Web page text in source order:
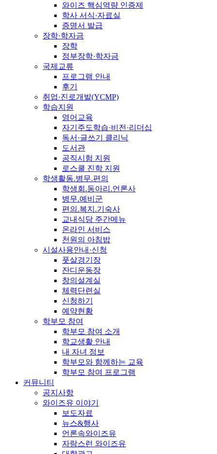
와이즈 핵심역량 인증제
학사 서식·자료실
증명서 발급
장학·학자금
장학
정부장학·학자금
국제교류
프로그램 안내
후기
취업·진로개발(YCMP)
학습지원
영어교육
자기주도학습·비전·리더십
독서·글쓰기 클리닉
도서관
공직시험 지원
로스쿨 진학 지원
학생활동.병무.편의
학생회.동아리.언론사
병무.예비군
편의.복지.기숙사
교내식당 주간메뉴
온라인 서비스
천원의 아침밥
시설사용안내·신청
풋살경기장
잔디운동장
창의설계실
체력단련실
신청하기
예약현황
학부모 참여
학부모 참여 소개
학교생활 안내
내 자녀 정보
학부모와 함께하는 교육
학부모 참여 프로그램
커뮤니티
공지사항
와이즈유 이야기
보도자료
뉴스&행사
언론속와이즈유
자랑스런 와이즈유